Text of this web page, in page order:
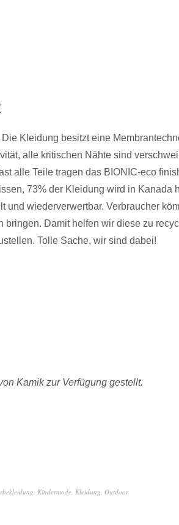
Kleidung besitzt eine
alle kritischen Nähte sind
alle Teile tragen das BIONIC-eco
73% der Kleidung wird in Kanada
und wiederverwertbar. Verbraucher
Damit helfen wir diese zu
Tolle Sache, wir sind dabei!
Kamik zur Verfügung gestellt.
, Kindermode, Kleidung, Outdoor